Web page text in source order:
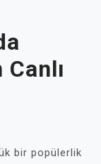
bir popülerlik